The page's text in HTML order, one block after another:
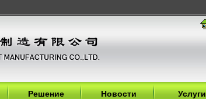
Решение Новости Услуги